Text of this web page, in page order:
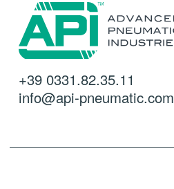
+39 0331.82.35.11
info@api-pneumatic.com